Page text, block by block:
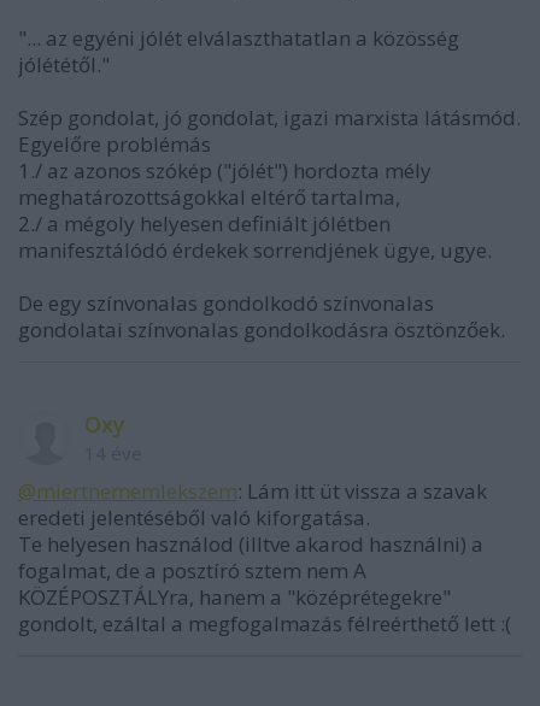
"... az egyéni jólét elválaszthatatlan a közösség
jólététől."
Szép gondolat, jó gondolat, igazi marxista látásmód.
Egyelőre problémás
1./ az azonos szókép ("jólét") hordozta mély
meghatározottságokkal eltérő tartalma,
2./ a mégoly helyesen definiált jólétben
manifesztálódó érdekek sorrendjének ügye, ugye.
De egy színvonalas gondolkodó színvonalas
gondolatai színvonalas gondolkodásra ösztönzőek.
Oxy
@miertnememlekszem: Lám itt üt vissza a szavak
eredeti jelentéséből való kiforgatása.
Te helyesen használod (illtve akarod használni) a
fogalmat, de a posztíró sztem nem A
KÖZÉPOSZTÁLYra, hanem a "középrétegekre"
gondolt, ezáltal a megfogalmazás félreérthető lett :(